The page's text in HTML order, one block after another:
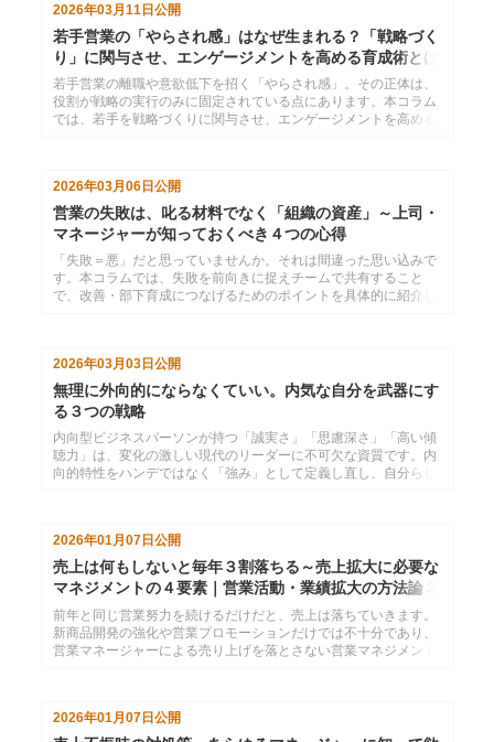
2026年03月11日公開
若手営業の「やらされ感」はなぜ生まれる？「戦略づく
り」に関与させ、エンゲージメントを高める育成術とは
若手営業の離職や意欲低下を招く「やらされ感」。その正体は、
役割が戦略の実行のみに固定されている点にあります。本コラム
では、若手を戦略づくりに関与させ、エンゲージメントを高める
2026年03月06日 公開
営業の失敗は、叱る材料でなく「組織の資産」～上司・
マネージャーが知っておくべき４つの心得
「失敗＝悪」だと思っていませんか。それは間違った思い込みで
す。本コラムでは、失敗を前向きに捉えチームで共有すること
で、改善・部下育成につなげるためのポイントを具体的に紹介し
2026年03月03日公開
無理に外向的にならなくていい。内気な自分を武器にす
る３つの戦略
内向型ビジネスパーソンが持つ「誠実さ」「思慮深さ」「高い傾
聴力」は、変化の激しい現代のリーダーに不可欠な資質です。内
向的特性をハンデではなく「強み」として定義し直し、自分らし
2026年01月07日 公開
売上は何もしないと毎年３割落ちる～売上拡大に必要な
マネジメントの４要素｜営業活動・業績拡大の方法論３
前年と同じ営業努力を続けるだけだと、売上は落ちていきます。
新商品開発の強化や営業プロモーションだけでは不十分であり、
営業マネージャーによる売り上げを落とさない営業マネジメント
2026年01月07日 公開